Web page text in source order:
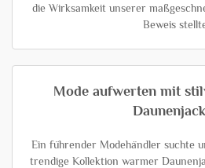
die Wirksamkeit unserer
Beweis
Mode aufwerten mit
Ein führender Modehändler suchte
trendige Kollektion warmer